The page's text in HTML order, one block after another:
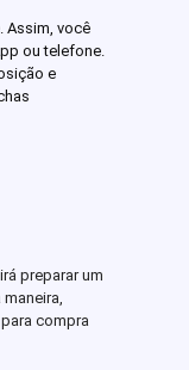
Assim, você
ou telefone.
e
preparar um
compra